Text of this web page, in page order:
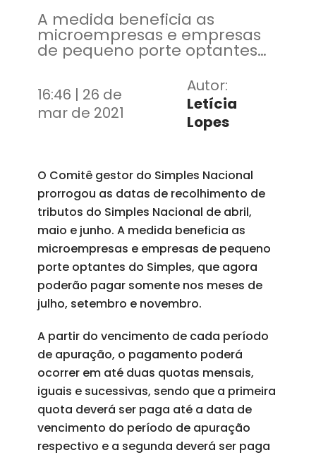
A medida beneficia as
microempresas e empresas
de pequeno porte optantes
do Simples, que agora
poderão pagar somente nos
meses de julho, setembro e
novembro
16:46 | 26 de
mar de 2021
Autor:
Letícia
Lopes
O Comitê gestor do Simples Nacional
prorrogou as datas de recolhimento de
tributos do Simples Nacional de abril,
maio e junho. A medida beneficia as
microempresas e empresas de pequeno
porte optantes do Simples, que agora
poderão pagar somente nos meses de
julho, setembro e novembro.
A partir do vencimento de cada período
de apuração, o pagamento poderá
ocorrer em até duas quotas mensais,
iguais e sucessivas, sendo que a primeira
quota deverá ser paga até a data de
vencimento do período de apuração
respectivo e a segunda deverá ser paga